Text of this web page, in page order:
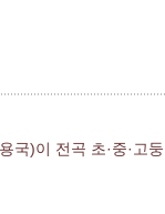
국)이 전곡 초·중·고